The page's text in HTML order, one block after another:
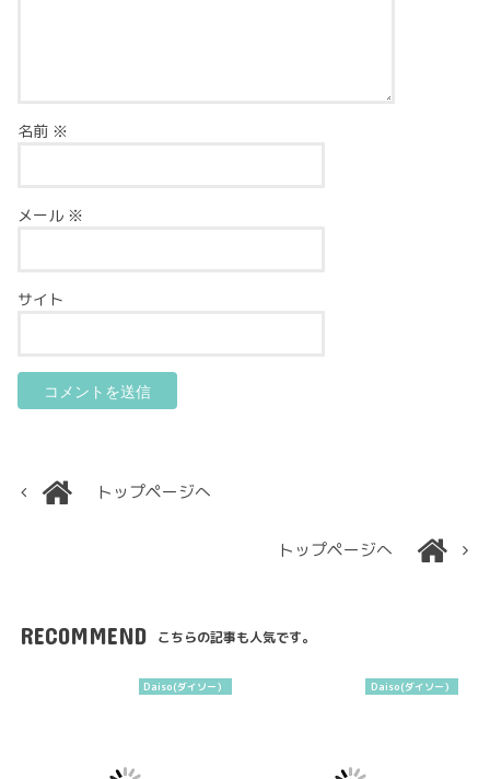
名前 ※
メール ※
サイト
トップページへ
トップページへ
RECOMMEND こちらの記事も人気です。
Daiso(ダイソー） Daiso(ダイソー）